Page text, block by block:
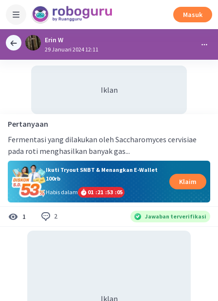
Masuk
Erin W
29 Januari 2024 12:11
Iklan
Pertanyaan
Fermentasi yang dilakukan oleh Saccharomyces cervisiae
pada roti menghasilkan banyak gas...
Ikuti Tryout SNBT & Menangkan E-Wallet
100rb
Habis dalam
01 :21 :53 :04
Klaim
1 2 Jawaban terverifikasi
Iklan